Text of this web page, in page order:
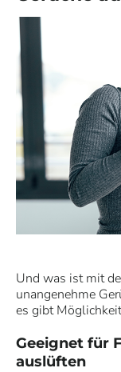
Und was ist mit
unangenehme
es gibt
Geeignet für
auslüften